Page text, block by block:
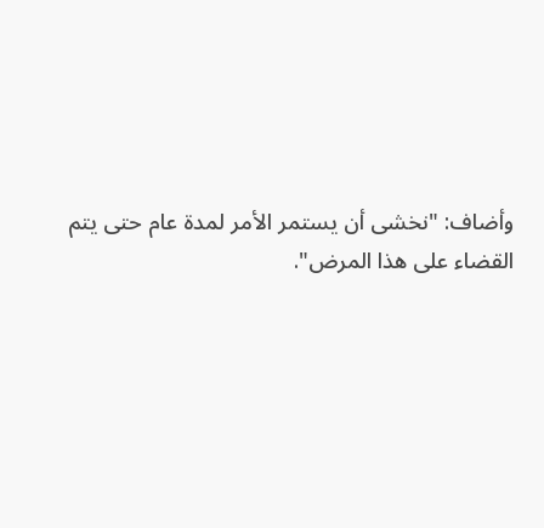
وأضاف: "نخشى أن يستمر الأمر لمدة عام حتى يتم
القضاء على هذا المرض".